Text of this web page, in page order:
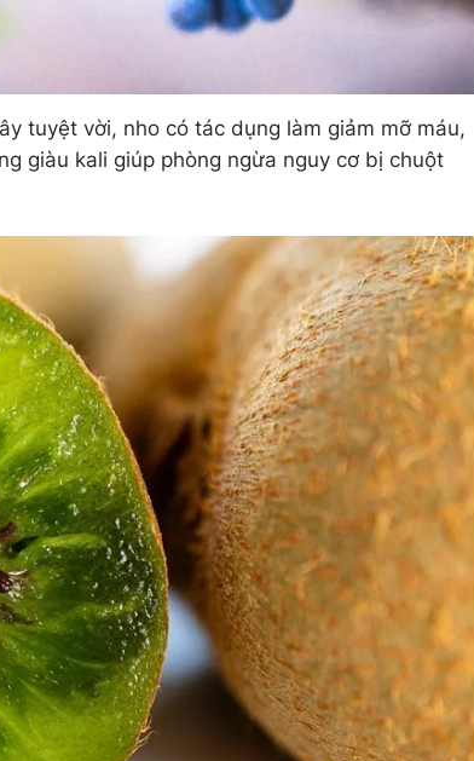
tuyệt vời, nho có tác dụng làm giảm mỡ máu,
giàu kali giúp phòng ngừa nguy cơ bị chuột